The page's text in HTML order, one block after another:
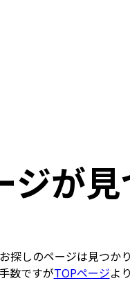
ジが見
探しのページは見つか
数ですがTOPページよ